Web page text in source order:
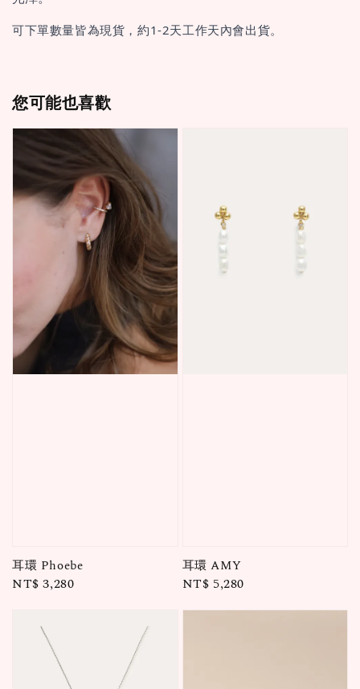
可下單數量皆為現貨，約1-2天工作天內會出貨。
您可能也喜歡
耳環 Phoebe
Regular
NT$ 3,280
耳環 AMY
Regular
NT$ 5,280